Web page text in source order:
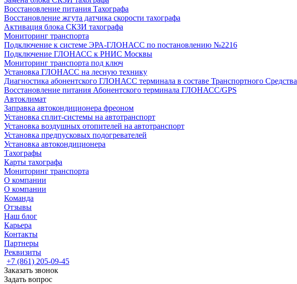
Восстановление питания Тахографа
Восстановление жгута датчика скорости тахографа
Активация блока СКЗИ тахографа
Мониторинг транспорта
Подключение к системе ЭРА-ГЛОНАСС по постановлению №2216
Подключение ГЛОНАСС к РНИС Москвы
Мониторинг транспорта под ключ
Установка ГЛОНАСС на лесную технику
Диагностика абонентского ГЛОНАСС терминала в составе Транспортного Средства
Восстановление питания Абонентского терминала ГЛОНАСС/GPS
Автоклимат
Заправка автокондиционера фреоном
Установка сплит-системы на автотранспорт
Установка воздушных отопителей на автотранспорт
Установка предпусковых подогревателей
Установка автокондиционера
Тахографы
Карты тахографа
Мониторинг транспорта
О компании
О компании
Команда
Отзывы
Наш блог
Карьера
Контакты
Партнеры
Реквизиты
+7 (861) 205-09-45
Заказать звонок
Задать вопрос